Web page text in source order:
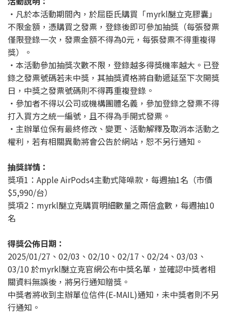
・凡於本活動期間內，於屈臣氏購買「myrkl醚立克膠囊」
不限金額，憑購買之發票，登錄後即可參加抽獎（每張發票
僅限登錄一次，發票金額不得為0元，每張發票不得重複得
獎）。
・本活動參加抽獎次數不限，登錄越多得獎機率越大。已登
錄之發票號碼若未中獎，其抽獎資格將自動遞延至下次開獎
日，中獎之發票號碼則不得再重複登錄。
・參加者不得以公司或機構團體名義，參加登錄之發票不得
打入買方之統一編號，且不得為手開式發票。
・主辦單位保有最終修改、變更、活動解釋及取消本活動之
權利，若有相關異動將會公告於網站，恕不另行通知。
抽獎詳情：
獎項1：Apple AirPods4主動式降噪款，每週抽1名（市價
$5,990/台）
獎項2：myrkl醚立克購買明細數量之兩倍盒數，每週抽10
名
得獎公佈日期：
2025/01/27、02/03、02/10、02/17、02/24、03/03、
03/10 於myrkl醚立克官網公布中獎名單，並確認中獎者相
關資料無誤後，將另行通知贈獎。
中獎者將收到主辦單位信件(E-MAIL)通知，未中獎者則不另
行通知。